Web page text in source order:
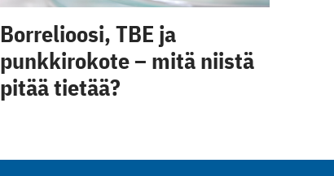
Borrelioosi, TBE ja
punkkirokote – mitä niistä
pitää tietää?